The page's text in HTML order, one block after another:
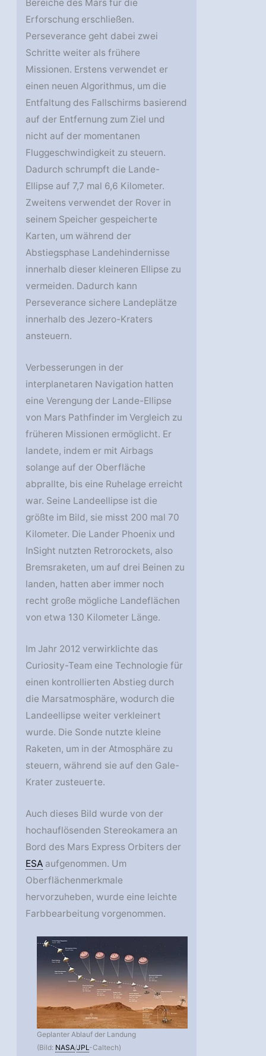
Bereiche des Mars für die
Erforschung erschließen.
Perseverance geht dabei zwei
Schritte weiter als frühere
Missionen. Erstens verwendet er
einen neuen Algorithmus, um die
Entfaltung des Fallschirms basierend
auf der Entfernung zum Ziel und
nicht auf der momentanen
Fluggeschwindigkeit zu steuern.
Dadurch schrumpft die Lande-
Ellipse auf 7,7 mal 6,6 Kilometer.
Zweitens verwendet der Rover in
seinem Speicher gespeicherte
Karten, um während der
Abstiegsphase Landehindernisse
innerhalb dieser kleineren Ellipse zu
vermeiden. Dadurch kann
Perseverance sichere Landeplätze
innerhalb des Jezero-Kraters
ansteuern.
Verbesserungen in der
interplanetaren Navigation hatten
eine Verengung der Lande-Ellipse
von Mars Pathfinder im Vergleich zu
früheren Missionen ermöglicht. Er
landete, indem er mit Airbags
solange auf der Oberfläche
abprallte, bis eine Ruhelage erreicht
war. Seine Landeellipse ist die
größte im Bild, sie misst 200 mal 70
Kilometer. Die Lander Phoenix und
InSight nutzten Retrorockets, also
Bremsraketen, um auf drei Beinen zu
landen, hatten aber immer noch
recht große mögliche Landeflächen
von etwa 130 Kilometer Länge.
Im Jahr 2012 verwirklichte das
Curiosity-Team eine Technologie für
einen kontrollierten Abstieg durch
die Marsatmosphäre, wodurch die
Landeellipse weiter verkleinert
wurde. Die Sonde nutzte kleine
Raketen, um in der Atmosphäre zu
steuern, während sie auf den Gale-
Krater zusteuerte.
Auch dieses Bild wurde von der
hochauflösenden Stereokamera an
Bord des Mars Express Orbiters der
ESA aufgenommen. Um
Oberflächenmerkmale
hervorzuheben, wurde eine leichte
Farbbearbeitung vorgenommen.
Geplanter Ablauf der Landung
(Bild: NASA/JPL-Caltech)